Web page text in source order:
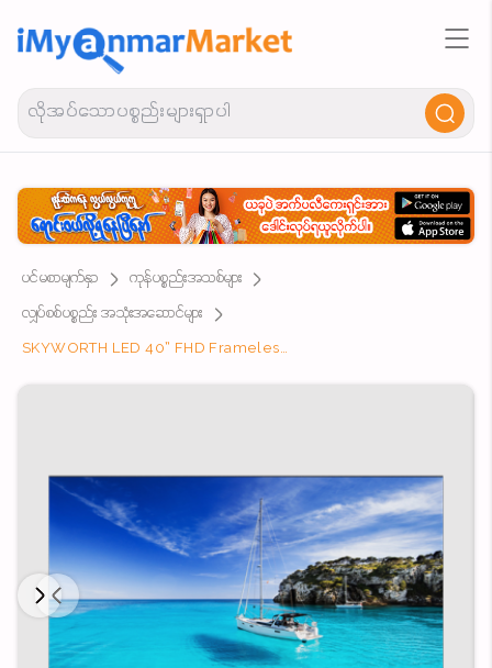
ပင်မစာမျက်နှာ
ကုန်ပစ္စည်းအသစ်များ
လျှပ်စစ်ပစ္စည်း အသုံးအဆောင်များ
SKYWORTH LED 40” FHD Frameless Smart Coolita
Previous
Next